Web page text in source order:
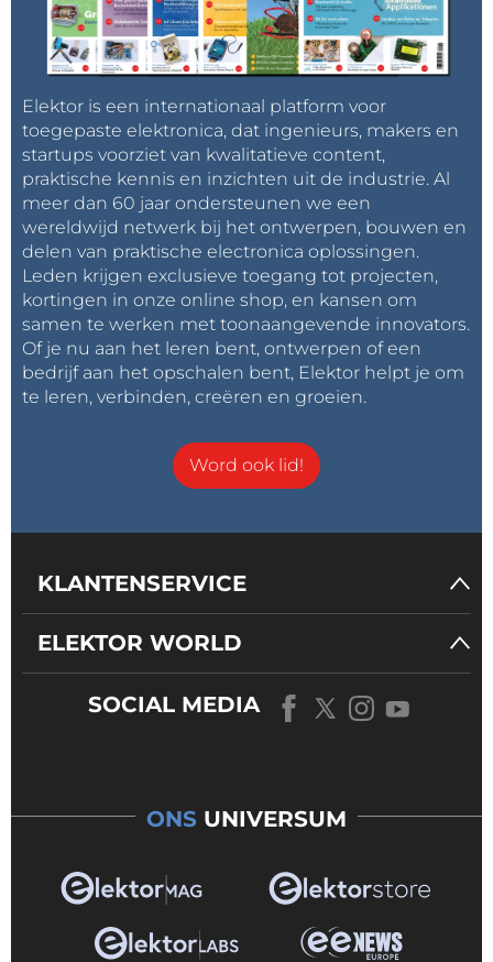
Elektor is een internationaal platform voor
toegepaste elektronica, dat ingenieurs, makers en
startups voorziet van kwalitatieve content,
praktische kennis en inzichten uit de industrie. Al
meer dan 60 jaar ondersteunen we een
wereldwijd netwerk bij het ontwerpen, bouwen en
delen van praktische electronica oplossingen.
Leden krijgen exclusieve toegang tot projecten,
kortingen in onze online shop, en kansen om
samen te werken met toonaangevende innovators.
Of je nu aan het leren bent, ontwerpen of een
bedrijf aan het opschalen bent, Elektor helpt je om
te leren, verbinden, creëren en groeien.
Word ook lid!
KLANTENSERVICE
ELEKTOR WORLD
SOCIAL MEDIA
ONS UNIVERSUM